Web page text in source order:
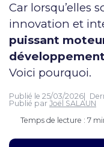
Car lorsqu’elles
innovation et
puissant
développement
Voici pourquoi.
Publié le 25/03/2026
Publié par Joël SALAUN
Temps de lecture : 7